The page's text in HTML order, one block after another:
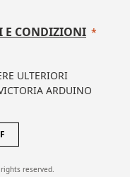
E CONDIZIONI
ULTERIORI
ARDUINO
reserved.